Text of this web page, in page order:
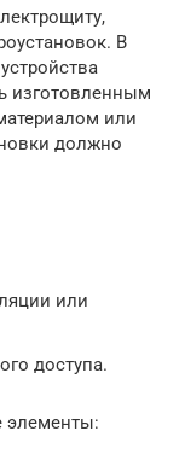
В
изготовленным
или
должно
или
доступа.
элементы: